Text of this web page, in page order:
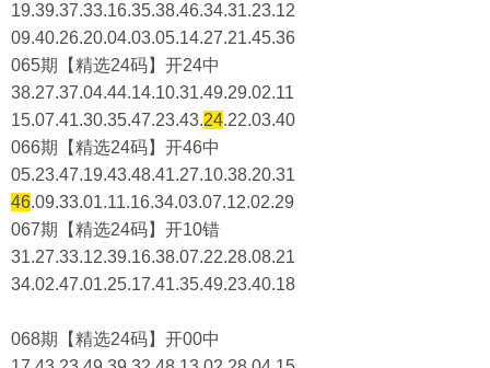
19.39.37.33.16.35.38.46.34.31.23.12
09.40.26.20.04.03.05.14.27.21.45.36
065期【精选24码】开24中
38.27.37.04.44.14.10.31.49.29.02.11
15.07.41.30.35.47.23.43.24.22.03.40
066期【精选24码】开46中
05.23.47.19.43.48.41.27.10.38.20.31
46.09.33.01.11.16.34.03.07.12.02.29
067期【精选24码】开10错
31.27.33.12.39.16.38.07.22.28.08.21
34.02.47.01.25.17.41.35.49.23.40.18
068期【精选24码】开00中